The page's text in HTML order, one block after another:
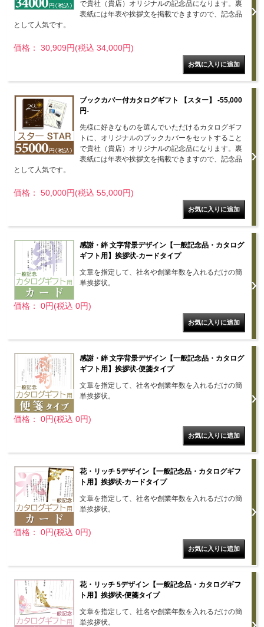
で貴社（貴店）オリジナルの記念品になります。裏
表紙には年表や挨拶文を掲載できますので、記念品
として人気です。
価格： 30,909円(税込 34,000円)
ブックカバー付カタログギフト 【スター】 -55,000
円-
先様に好きなものを選んでいただけるカタログギフ
トに、オリジナルのブックカバーをセットすること
で貴社（貴店）オリジナルの記念品になります。裏
表紙には年表や挨拶文を掲載できますので、記念品
として人気です。
価格： 50,000円(税込 55,000円)
感謝・絆 文字背景デザイン【一般記念品・カタログ
ギフト用】挨拶状-カードタイプ
文章を指定して、社名や創業年数を入れるだけの簡
単挨拶状。
価格： 0円(税込 0円)
感謝・絆 文字背景デザイン【一般記念品・カタログ
ギフト用】挨拶状-便箋タイプ
文章を指定して、社名や創業年数を入れるだけの簡
単挨拶状。
価格： 0円(税込 0円)
花・リッチ 5デザイン【一般記念品・カタログギフ
ト用】挨拶状-カードタイプ
文章を指定して、社名や創業年数を入れるだけの簡
単挨拶状。
価格： 0円(税込 0円)
花・リッチ 5デザイン【一般記念品・カタログギフ
ト用】挨拶状-便箋タイプ
文章を指定して、社名や創業年数を入れるだけの簡
単挨拶状。